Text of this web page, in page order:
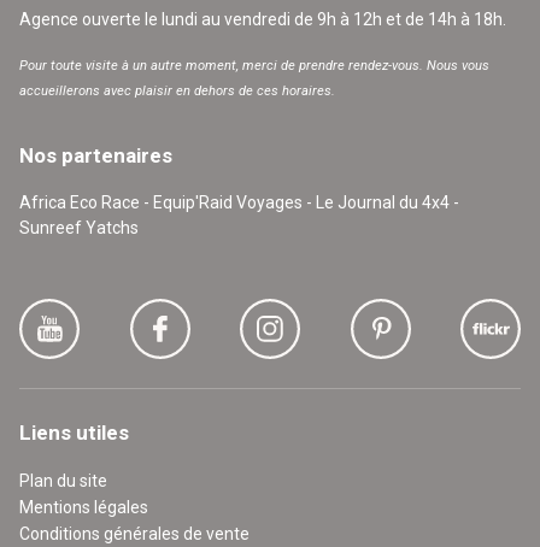
Agence ouverte le lundi au vendredi de 9h à 12h et de 14h à 18h.
Pour toute visite à un autre moment, merci de prendre rendez-vous. Nous vous
accueillerons avec plaisir en dehors de ces horaires.
Nos partenaires
Africa Eco Race - Equip'Raid Voyages - Le Journal du 4x4 -
Sunreef Yatchs
Liens utiles
Plan du site
Mentions légales
Conditions générales de vente